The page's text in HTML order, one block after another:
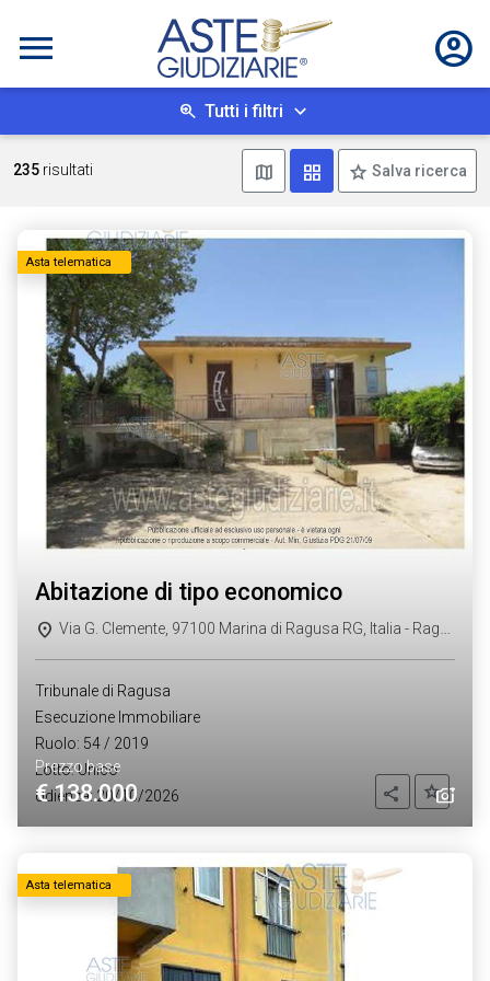
Tutti i filtri
235 risultati Mostra mappaMostra come box
Salva ricerca
Asta telematica
Prezzo base
€ 138.000
abitazione di tipo economico
Via G. Clemente, 97100 Marina di Ragusa RG, Italia - Ragusa (RG)
Tribunale di Ragusa
Esecuzione Immobiliare
Ruolo: 54 / 2019
Lotto: Unico
Udienza: 20/10/2026
Condividi
Asta telematica